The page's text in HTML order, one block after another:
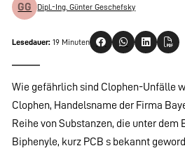
GG Dipl.-Ing. Günter Geschefsky
Lesedauer: 19 Minuten
Wie gefährlich sind Clophen-Unfälle
Clophen, Handelsname der Firma
Reihe von Substanzen, die unter
Biphenyle, kurz PCB s bekannt